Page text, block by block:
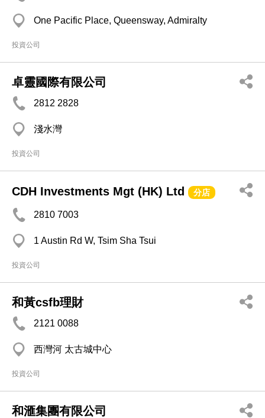
One Pacific Place, Queensway, Admiralty
投資公司
卓靈國際有限公司
2812 2828
淺水灣
投資公司
CDH Investments Mgt (HK) Ltd 分店
2810 7003
1 Austin Rd W, Tsim Sha Tsui
投資公司
和黃csfb理財
2121 0088
西灣河 太古城中心
投資公司
和滙集團有限公司